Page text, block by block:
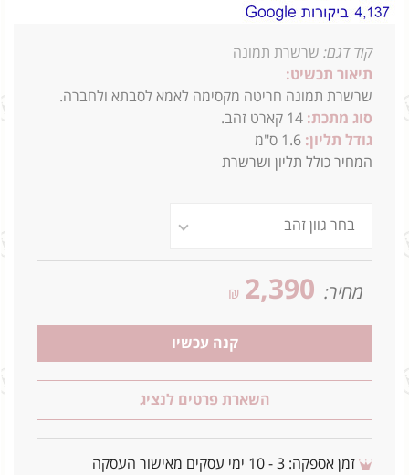
קוד דגם: שרשרת תמונה
תיאור תכשיט:
שרשרת תמונה חריטה מקסימה לאמא לסבתא ולחברה.
סוג מתכת: 14 קארט זהב.
גודל תליון:
המחיר כולל תליון ושרשרת
מחיר: 2,390
₪
קנה עכשיו
השארת פרטים לנציג
זמן אספקה: 3 - 10 ימי עסקים מאישור העסקה